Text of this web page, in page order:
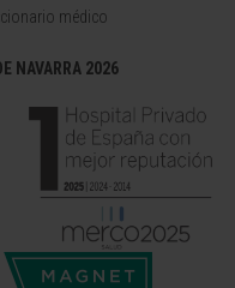
médico
NAVARRA 2026